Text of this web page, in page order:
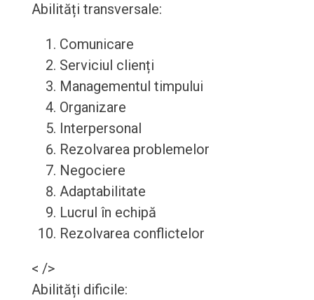
Abilități transversale:
Comunicare
Serviciul clienți
Managementul timpului
Organizare
Interpersonal
Rezolvarea problemelor
Negociere
Adaptabilitate
Lucrul în echipă
Rezolvarea conflictelor
< />
Abilități dificile: